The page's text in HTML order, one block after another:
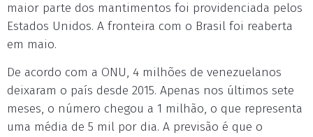
maior parte dos mantimentos foi providenciada pelos
Estados Unidos. A fronteira com o Brasil foi reaberta
em maio.
De acordo com a ONU, 4 milhões de venezuelanos
deixaram o país desde 2015. Apenas nos últimos sete
meses, o número chegou a 1 milhão, o que representa
uma média de 5 mil por dia. A previsão é que o